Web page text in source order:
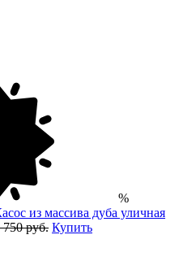
%
из массива дуба уличная
750 руб. Купить